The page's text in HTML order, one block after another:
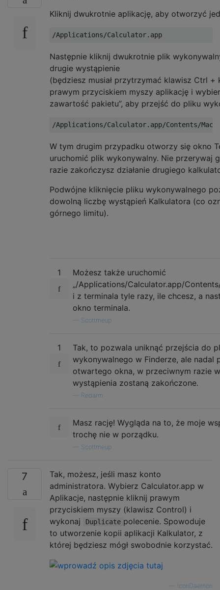
Kliknij dwukrotnie aplikację, aby otworzyć
Następnie kliknij dwukrotnie plik
drugie wystąpienie
(będziesz musiał przytrzymać klawisz Ctrl +
prawym przyciskiem myszy aplikację i
zawartość pakietu”, aby przejść do pliku
W tym drugim przypadku otworzy się okno
uruchomić plik wykonywalny. Nie przerywaj
razie zakończysz działanie drugiego
Podwójne kliknięcie pliku wykonywalnego
dowolną liczbę wystąpień Kalkulatora (co
górnego limitu).
1
Możesz także uruchomić
„/Applications/Calculator.app/
i z terminala tyle razy, ile chcesz, a
okno terminala.
Scottmeup
1
Tak, to pozwala uniknąć przejścia do
wykonywalnego w Finderze, ale nadal
otwartego okna, w przeciwnym razie
wystąpienia zostaną zakończone.
Redarm
Masz rację! Wygląda na to, że moje
trochę nie w porządku.
Scottmeup
7
Tak, możesz, jeśli masz konto
administratora. Wybierz Calculator.app w
Aplikacje, następnie kliknij prawym
przyciskiem myszy (klawisz Control) i
wykonaj
Duplicate polecenie. Spowoduje
to utworzenie kopii aplikacji Kalkulator, z
której będziesz mógł swobodnie korzystać.
IconDaemon